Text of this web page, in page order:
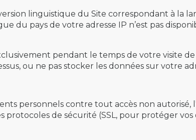
linguistique du Site correspondant à la
du pays de votre adresse IP n’est pas
pendant le temps de votre visite
ou ne pas stocker les données sur votre
personnels contre tout accès non autorisé,
protocoles de sécurité (SSL, pour protéger